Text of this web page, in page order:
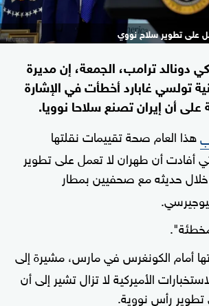
على تطوير سلاح نووي
دونالد ترامب، الجمعة، إن مديرة
تولسي غابارد أخطأت في الإشارة
أن إيران تصنع سلاحا نوويا.
هذا العام صحة تقييمات نقلتها
أفادت أن طهران لا تعمل على تطوير
حديثه مع صحفيين بمطار
أمام الكونغرس في مارس، مشيرة إلى
الأميركية لا تزال تشير إلى أن
رأس نووية.